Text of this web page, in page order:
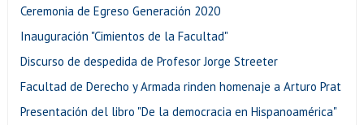
Ceremonia de Egreso Generación 2020
Inauguración "Cimientos de la Facultad"
Discurso de despedida de Profesor Jorge Streeter
Facultad de Derecho y Armada rinden homenaje a Arturo Prat
Presentación del libro "De la democracia en Hispanoamérica"